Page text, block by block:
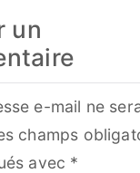
un
e-mail ne
champs
avec *